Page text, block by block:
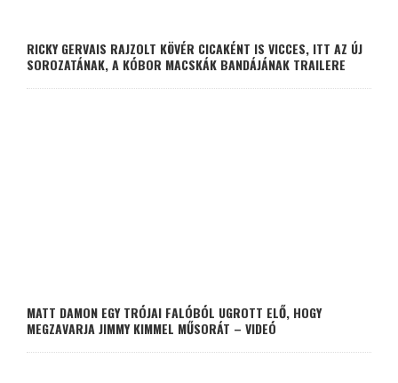
RICKY GERVAIS RAJZOLT KÖVÉR CICAKÉNT IS VICCES, ITT AZ ÚJ
SOROZATÁNAK, A KÓBOR MACSKÁK BANDÁJÁNAK TRAILERE
MATT DAMON EGY TRÓJAI FALÓBÓL UGROTT ELŐ, HOGY
MEGZAVARJA JIMMY KIMMEL MŰSORÁT – VIDEÓ